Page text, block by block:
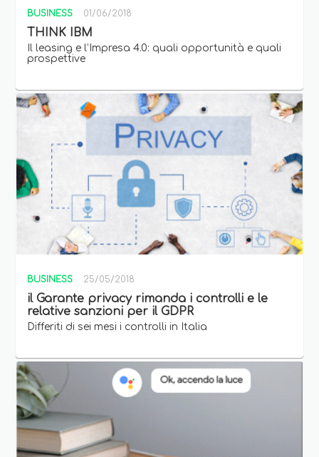
BUSINESS 01/06/2018
THINK IBM
Il leasing e l’Impresa 4.0: quali opportunità e quali
prospettive
BUSINESS 25/05/2018
il Garante privacy rimanda i controlli e le
relative sanzioni per il GDPR
Differiti di sei mesi i controlli in Italia